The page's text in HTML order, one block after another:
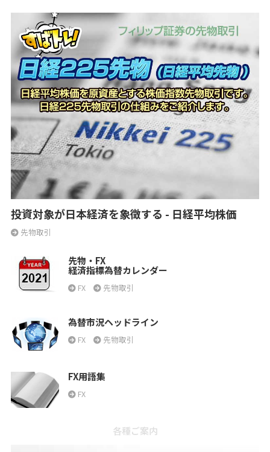
投資対象が日本経済を象徴する - 日経平均株価
先物取引
先物・FX
経済指標為替カレンダー
FX 先物取引
為替市況ヘッドライン
FX 先物取引
FX用語集
FX
各種ご案内